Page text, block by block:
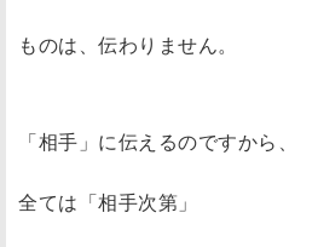
ものは、伝わりません。
「相手」に伝えるのですから、
全ては「相手次第」